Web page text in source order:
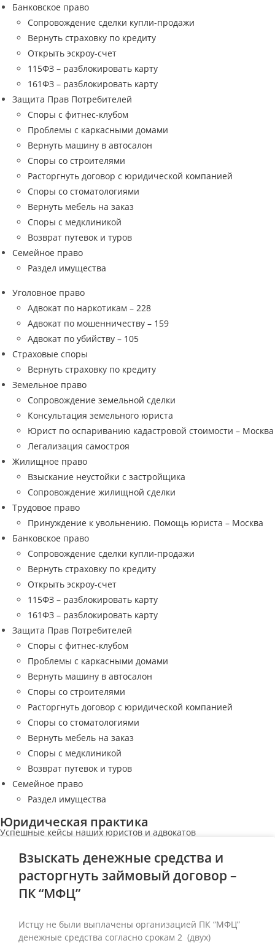
Банковское право
Сопровождение сделки купли-продажи
Вернуть страховку по кредиту
Открыть эскроу-счет
115ФЗ – разблокировать карту
161ФЗ – разблокировать карту
Защита Прав Потребителей
Споры с фитнес-клубом
Проблемы с каркасными домами
Вернуть машину в автосалон
Споры со строителями
Расторгнуть договор с юридической компанией
Споры со стоматологиями
Вернуть мебель на заказ
Споры с медклиникой
Возврат путевок и туров
Семейное право
Раздел имущества
Уголовное право
Адвокат по наркотикам – 228
Адвокат по мошенничеству – 159
Адвокат по убийству – 105
Страховые споры
Вернуть страховку по кредиту
Земельное право
Сопровождение земельной сделки
Консультация земельного юриста
Юрист по оспариванию кадастровой стоимости – Москва
Легализация самостроя
Жилищное право
Взыскание неустойки с застройщика
Сопровождение жилищной сделки
Трудовое право
Принуждение к увольнению. Помощь юриста – Москва
Банковское право
Сопровождение сделки купли-продажи
Вернуть страховку по кредиту
Открыть эскроу-счет
115ФЗ – разблокировать карту
161ФЗ – разблокировать карту
Защита Прав Потребителей
Споры с фитнес-клубом
Проблемы с каркасными домами
Вернуть машину в автосалон
Споры со строителями
Расторгнуть договор с юридической компанией
Споры со стоматологиями
Вернуть мебель на заказ
Споры с медклиникой
Возврат путевок и туров
Семейное право
Раздел имущества
Юридическая практика
Успешные кейсы наших юристов и адвокатов
Взыскать денежные средства и
расторгнуть займовый договор –
ПК “МФЦ”
Истцу не были выплачены организацией ПК “МФЦ”
денежные средства согласно срокам 2 (двух)